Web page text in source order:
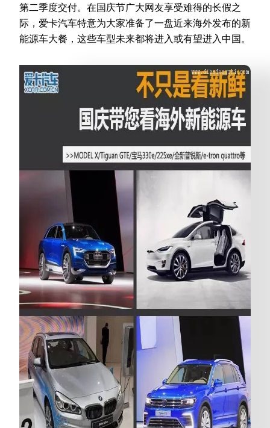
第二季度交付。在国庆节广大网友享受难得的长假之
际，爱卡汽车特意为大家准备了一盘近来海外发布的新
能源车大餐，这些车型未来都将进入或有望进入中国。